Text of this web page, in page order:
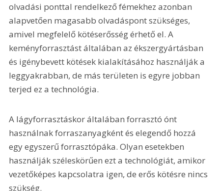
olvadási ponttal rendelkező fémekhez azonban
alapvetően magasabb olvadáspont szükséges,
amivel megfelelő kötéserősség érhető el. A
keményforrasztást általában az ékszergyártásban
és igénybevett kötések kialakításához használják a
leggyakrabban, de más területen is egyre jobban
terjed ez a technológia.
A lágyforrasztáskor általában forrasztó ónt
használnak forraszanyagként és elegendő hozzá
egy egyszerű forrasztópáka. Olyan esetekben
használják széleskörűen ezt a technológiát, amikor
vezetőképes kapcsolatra igen, de erős kötésre nincs
szükség.